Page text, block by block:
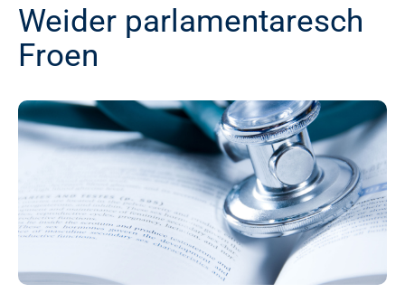
Weider parlamentaresch
Froen